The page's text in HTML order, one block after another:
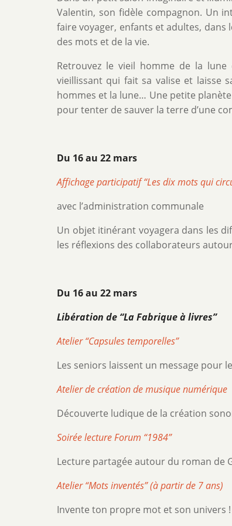
Valentin, son fidèle compagnon. Un
faire voyager, enfants et adultes,
des mots et de la vie.
Retrouvez le vieil homme de la
vieillissant qui fait sa valise et laisse
hommes et la lune… Une petite
pour tenter de sauver la terre d’une
Du 16 au 22 mars
Affichage participatif “Les dix mots qui
avec l’administration communale
Un objet itinérant voyagera dans les
les réflexions des collaborateurs
Du 16 au 22 mars
Libération de “La Fabrique à livres”
Atelier “Capsules temporelles”
Les seniors laissent un message pour
Atelier de création de musique numérique
Découverte ludique de la création
Soirée lecture Forum “1984”
Lecture partagée autour du roman de
Atelier “Mots inventés” (à partir de 7 ans)
Invente ton propre mot et son univers !